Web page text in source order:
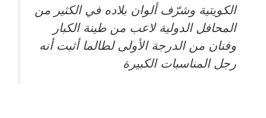
الكويتية وشرّف ألوان بلاده في الكثير من
المحافل الدولية لاعب من طينة الكبار
وفنان من الدرجة الأولى لطالما أثبت أنه
رجل المناسبات الكبيرة